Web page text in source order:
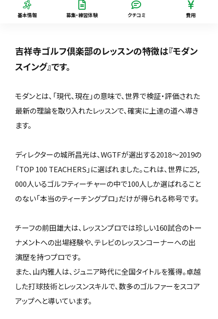
基本情報 募集・練習体験 クチコミ 費用
吉祥寺ゴルフ倶楽部のレッスンの特徴は『モダン
スイング』です。
モダンとは、「現代、現在」の意味で、世界で検証・評価された
最新の理論を取り入れたレッスンで、確実に上達の道へ導き
ます。
ディレクターの城所昌光は、WGTFが選出する2018〜2019の
「TOP 100 TEACHERS」に選ばれました。これは、世界に25,
000人いるゴルフティーチャーの中で100人しか選ばれること
のない「本当のティーチングプロ」だけが得られる称号です。
チーフの前田雄大は、レッスンプロでは珍しい160試合のトー
ナメントへの出場経験や、テレビのレッスンコーナーへの出
演歴を持つプロです。
また、山内雅人は、ジュニア時代に全国タイトルを獲得。卓越
した打球技術とレッスンスキルで、数多のゴルファーをスコア
アップへと導いています。